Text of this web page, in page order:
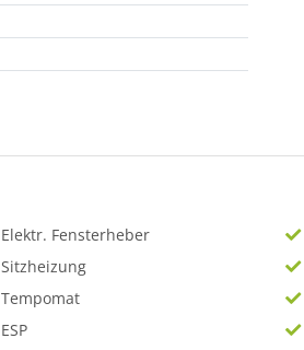
Elektr. Fensterheber
Sitzheizung
Tempomat
ESP